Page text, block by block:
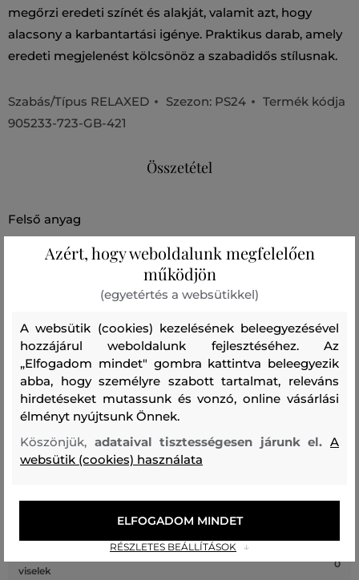
megőrzi eredeti színét és alakját, valamit azt, hogy
alacsony a karbantartási igénye. Praktikus darab, amely
eredeti megjelenést kölcsönöz a szabadidős stílusnak.
Szabás/Típus RELAXED Szezon: PS24
Termék kódja
905233-723-GB-421
Összetétel
felső anyag
PAMUT
100 %
MOSÁS FEHÉRÍTÉS SZÁRÍTÁS VASALÁS TISZTÍTÁS
ÜGYFELEINKNEK ÁLTAL ÉRTÉKELT MÉRETEK
viselek
0
Azért, hogy weboldalunk megfelelően
működjön
(egyetértés a websütikkel)
A websütik (cookies) kezelésének beleegyezésével
hozzájárul weboldalunk fejlesztéséhez. Az
„Elfogadom mindet" gombra kattintva beleegyezik
abba, hogy személyre szabott tartalmat, releváns
hirdetéseket mutassunk és vonzó, online vásárlási
élményt nyújtsunk Önnek.
Köszönjük, adataival tisztességesen járunk el.A
websütik (cookies) használata
RÉSZLETES BEÁLLÍTÁSOK
ELFOGADOM MINDET